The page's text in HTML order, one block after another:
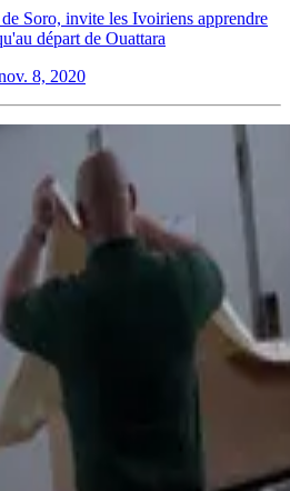
Soro, invite les Ivoiriens apprendre
départ de Ouattara
8, 2020